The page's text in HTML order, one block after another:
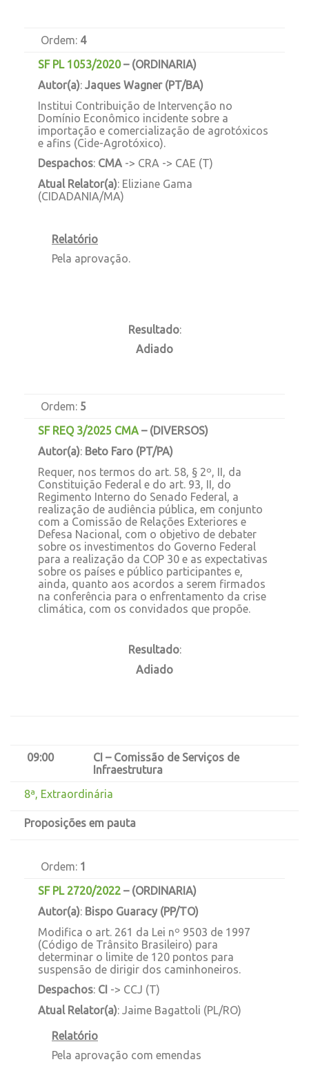
Ordem: 4
SF PL 1053/2020– (ORDINARIA)
Autor(a): Jaques Wagner (PT/BA)
Institui Contribuição de Intervenção no
Domínio Econômico incidente sobre a
importação e comercialização de agrotóxicos
e afins (Cide-Agrotóxico).
Despachos: CMA -> CRA -> CAE (T)
Atual Relator(a): Eliziane Gama
(CIDADANIA/MA)
Relatório
Pela aprovação.
Resultado:
Adiado
Ordem: 5
SF REQ 3/2025 CMA – (DIVERSOS)
Autor(a): Beto Faro (PT/PA)
Requer, nos termos do art. 58, § 2º, II, da
Constituição Federal e do art. 93, II, do
Regimento Interno do Senado Federal, a
realização de audiência pública, em conjunto
com a Comissão de Relações Exteriores e
Defesa Nacional, com o objetivo de debater
sobre os investimentos do Governo Federal
para a realização da COP 30 e as expectativas
sobre os países e público participantes e,
ainda, quanto aos acordos a serem firmados
na conferência para o enfrentamento da crise
climática, com os convidados que propõe.
Resultado:
Adiado
09:00
CI – Comissão de Serviços de
Infraestrutura
8ª, Extraordinária
Proposições em pauta
Ordem: 1
SF PL 2720/2022 – (ORDINARIA)
Autor(a): Bispo Guaracy (PP/TO)
Modifica o art. 261 da Lei nº 9503 de 1997
(Código de Trânsito Brasileiro) para
determinar o limite de 120 pontos para
suspensão de dirigir dos caminhoneiros.
Despachos: CI -> CCJ (T)
Atual Relator(a): Jaime Bagattoli (PL/RO)
Relatório
Pela aprovação com emendas